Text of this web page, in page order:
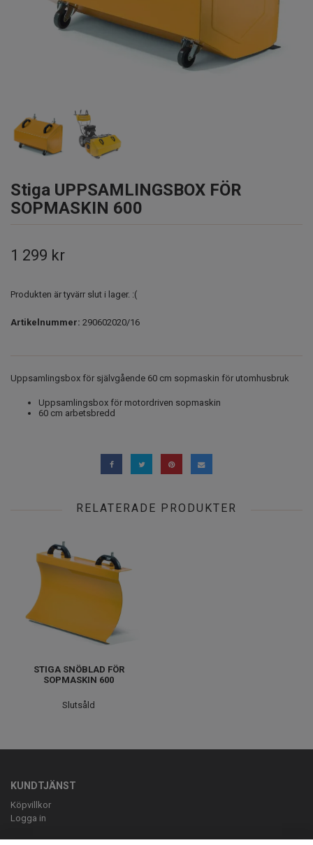
Stiga UPPSAMLINGSBOX FÖR
SOPMASKIN 600
1 299 kr
Produkten är tyvärr slut i lager. :(
Artikelnummer: 290602020/16
Uppsamlingsbox för självgående 60 cm sopmaskin för utomhusbruk
Uppsamlingsbox för motordriven sopmaskin
60 cm arbetsbredd
RELATERADE PRODUKTER
STIGA SNÖBLAD FÖR
SOPMASKIN 600
Slutsåld
KUNDTJÄNST
Köpvillkor
Logga in